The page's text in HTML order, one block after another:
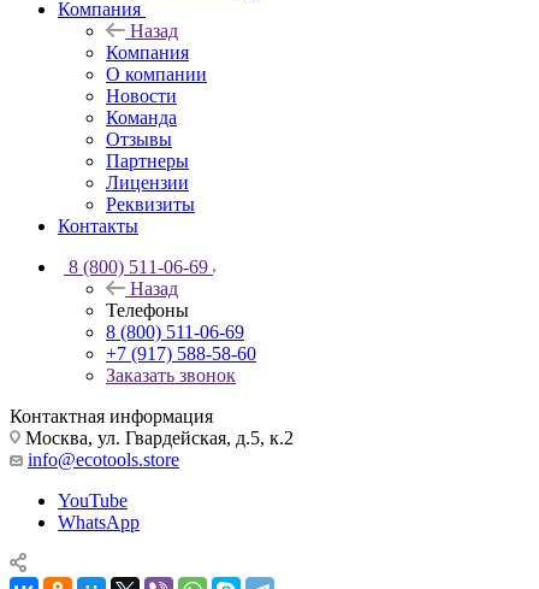
Компания
Назад
Компания
О компании
Новости
Команда
Отзывы
Партнеры
Лицензии
Реквизиты
Контакты
8 (800) 511-06-69
Назад
Телефоны
8 (800) 511-06-69
+7 (917) 588-58-60
Заказать звонок
Контактная информация
Москва, ул. Гвардейская, д.5, к.2
info@ecotools.store
YouTube
WhatsApp